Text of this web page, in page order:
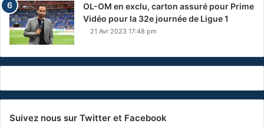
OL-OM en exclu, carton assuré pour Prime
Vidéo pour la 32e journée de Ligue 1
21 Avr 2023 17:48 pm
Suivez nous sur Twitter et Facebook